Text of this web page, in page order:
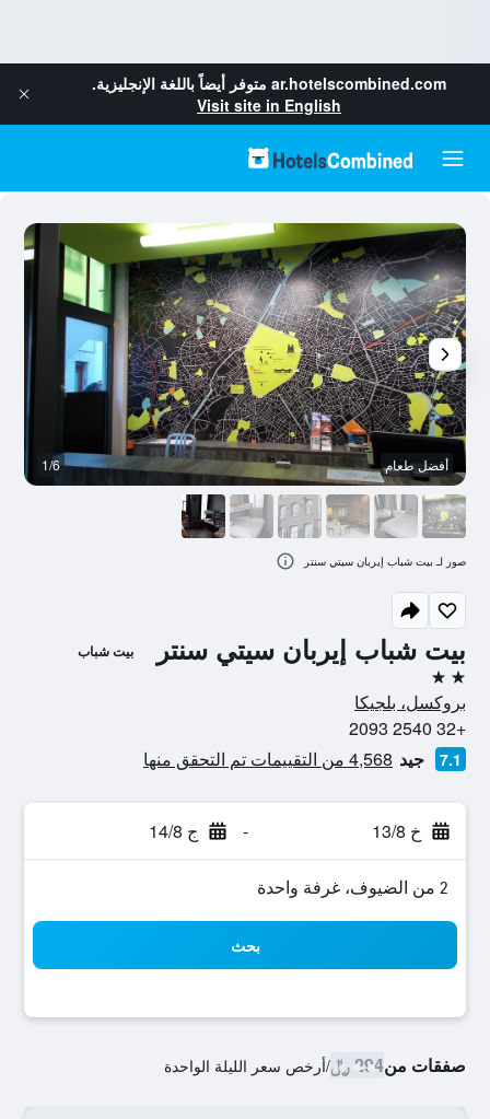
ar.hotelscombined.com متوفر أيضاً باللغة الإنجليزية.
Visit site in English
بيت شباب إيربان سيتي سنتر بيت شباب
2 نجمتين
بروكسل، بلجيكا
+32 2540 2093
7.1 جيد 4,568 من التقييمات تم التحقق منها
خ 13/8 - ج 14/8
2 من الضيوف، غرفة واحدة
بحث
صفقات من294 ﷼ /أرخص سعر الليلة الواحدة
أفضل طعام 1/6
صور لـ بيت شباب إيربان سيتي سنتر